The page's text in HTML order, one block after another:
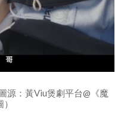
源：黃Viu煲劇平台@《魔